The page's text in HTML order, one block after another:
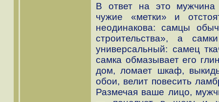
В ответ на это мужчина
чужие «метки» и
неодинакова: самцы
строительства», а
универсальный: самец
самка обмазывает его
дом, ломает шкаф,
обои, велит повесить
Размечая ваше лицо,